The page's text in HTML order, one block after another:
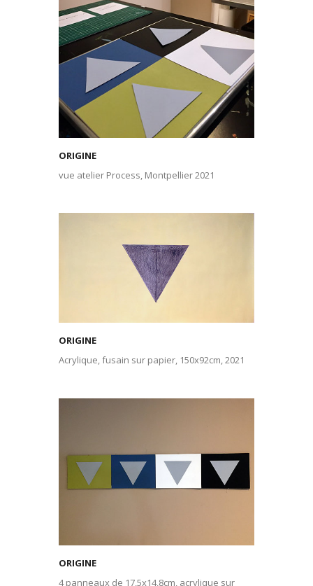
ORIGINE
vue atelier Process, Montpellier 2021
ORIGINE
Acrylique, fusain sur papier, 150x92cm, 2021
ORIGINE
4 panneaux de 17,5x14,8cm, acrylique sur